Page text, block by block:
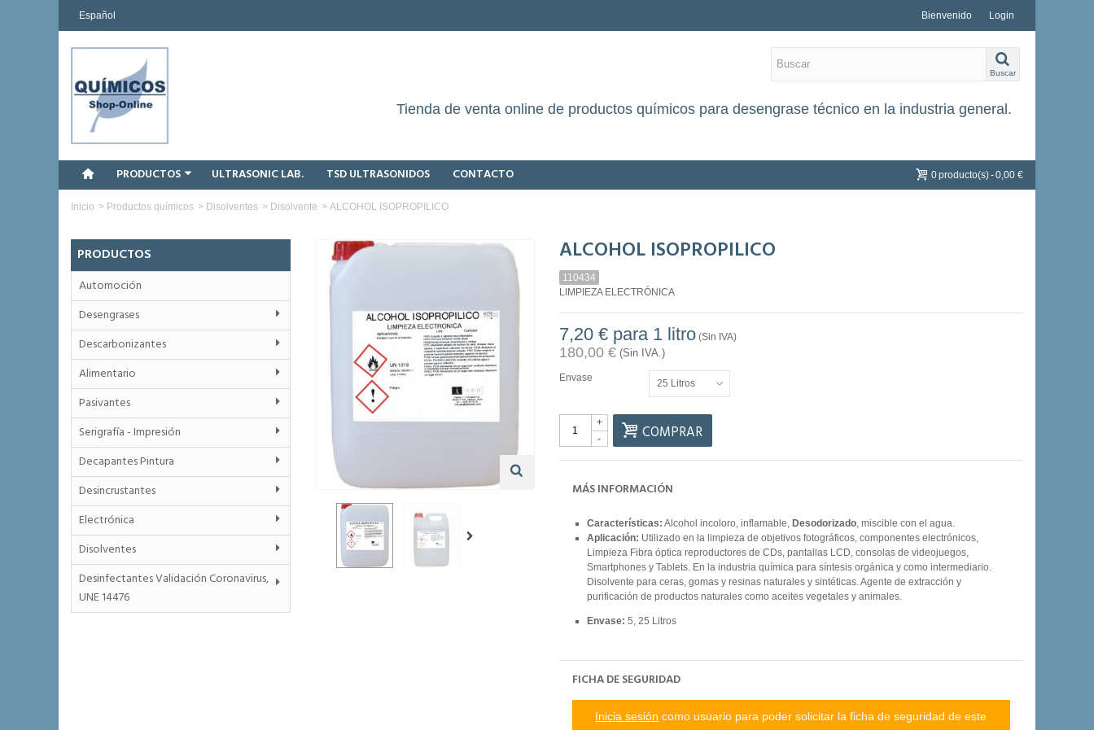
Español Bienvenido Login
Buscar
Tienda de venta online de productos químicos para desengrase técnico en la industria general.
0producto(s)-0,00 €
PRODUCTOS ULTRASONIC LAB. TSD ULTRASONIDOS CONTACTO
Inicio > Productos químicos > Disolventes > Disolvente > ALCOHOL ISOPROPILICO
PRODUCTOS
Automoción
Desengrases
Descarbonizantes
Alimentario
Pasivantes
Serigrafía - Impresión
Decapantes Pintura
Desincrustantes
Electrónica
Disolventes
Desinfectantes Validación Coronavirus,
UNE 14476
ALCOHOL ISOPROPILICO
110434
LIMPIEZA ELECTRÓNICA
7,20 €para 1 litro(Sin IVA)
180,00 € (Sin IVA.)
Envase 25 Litros
-
+ COMPRAR
MÁS INFORMACIÓN
Características: Alcohol incoloro, inflamable, Desodorizado, miscible con el agua.
Aplicación: Utilizado en la limpieza de objetivos fotográficos, componentes electrónicos,
Limpieza Fibra óptica reproductores de CDs, pantallas LCD, consolas de videojuegos,
Smartphones y Tablets. En la industria química para síntesis orgánica y como intermediario.
Disolvente para ceras, gomas y resinas naturales y sintéticas. Agente de extracción y
purificación de productos naturales como aceites vegetales y animales.
Envase: 5, 25 Litros
FICHA DE SEGURIDAD
Inicia sesión como usuario para poder solicitar la ficha de seguridad de este